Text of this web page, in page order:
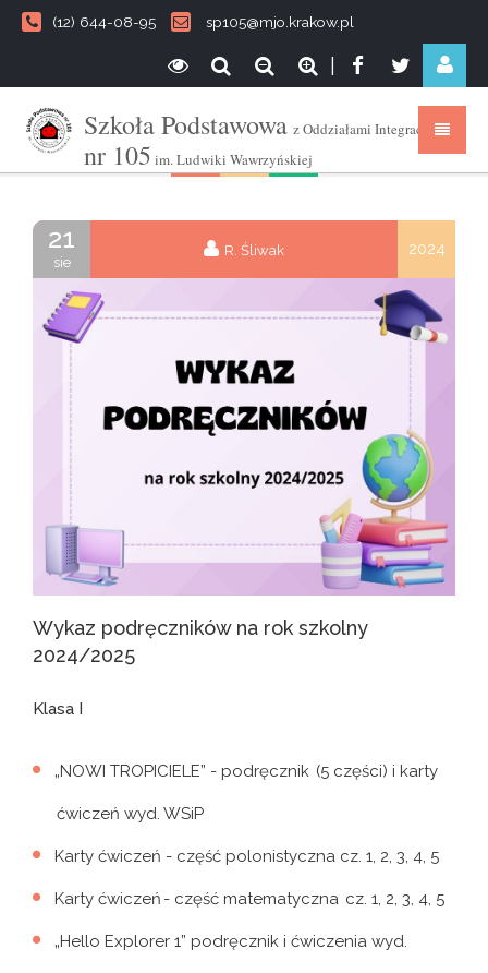
(12) 644-08-95 sp105@mjo.krakow.pl
Szkoła Podstawowa z Oddziałami Integracyjnymi
nr 105 im. Ludwiki Wawrzyńskiej
21
sie
R. Śliwak 2024
Wykaz podręczników na rok szkolny
2024/2025
Klasa I
„NOWI TROPICIELE” - podręcznik (5 części) i karty
ćwiczeń wyd. WSiP
Karty ćwiczeń - część polonistyczna cz. 1, 2, 3, 4, 5
Karty ćwiczeń - część matematyczna cz. 1, 2, 3, 4, 5
„Hello Explorer 1” podręcznik i ćwiczenia wyd.